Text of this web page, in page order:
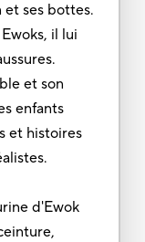
et ses bottes.
il lui
et son
enfants
et histoires
d'Ewok